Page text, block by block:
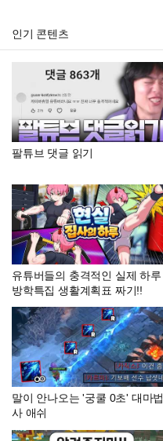
인기 콘텐츠
팔튜브 댓글 읽기
유튜버들의 충격적인 실제 하루
방학특집 생활계획표 짜기!!
말이 안나오는 '궁쿨 0초' 대마법
사 애쉬